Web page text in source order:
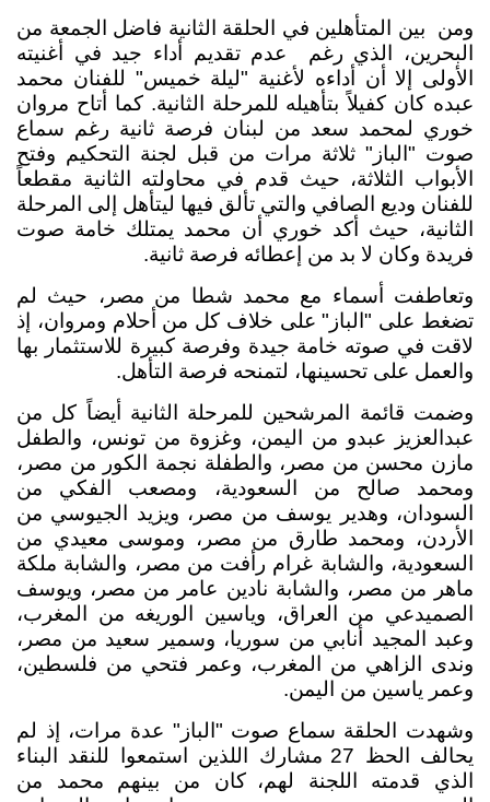
ومن
بين المتأهلين في الحلقة الثانية فاضل الجمعة من
البحرين، الذي رغم
عدم تقديم أداء جيد في أغنيته
الأولى إلا أن أداءه لأغنية "ليلة خميس" للفنان محمد
عبده كان كفيلاً بتأهيله للمرحلة الثانية. كما أتاح مروان
خوري لمحمد سعد من لبنان فرصة ثانية رغم سماع
صوت "الباز" ثلاثة مرات من قبل لجنة التحكيم وفتح
الأبواب الثلاثة، حيث قدم في محاولته الثانية مقطعاً
للفنان وديع الصافي والتي تألق فيها ليتأهل إلى المرحلة
الثانية، حيث أكد خوري أن محمد يمتلك خامة صوت
فريدة وكان لا بد من إعطائه فرصة ثانية.
وتعاطفت أسماء مع محمد شطا من مصر، حيث لم
تضغط على "الباز" على خلاف كل من أحلام ومروان، إذ
لاقت في صوته خامة جيدة وفرصة كبيرة للاستثمار بها
والعمل على تحسينها، لتمنحه فرصة التأهل.
وضمت قائمة المرشحين للمرحلة الثانية أيضاً كل من
عبدالعزيز عبدو من اليمن، وغزوة من تونس، والطفل
مازن محسن من مصر، والطفلة نجمة الكور من مصر،
ومحمد صالح من السعودية، ومصعب الفكي من
السودان، وهدير يوسف من مصر، ويزيد الجيوسي من
الأردن، ومحمد طارق من مصر، وموسى معيدي من
السعودية، والشابة غرام رأفت من مصر، والشابة ملكة
ماهر من مصر، والشابة نادين عامر من مصر، ويوسف
الصميدعي من العراق، وياسين الوريغه من المغرب،
وعبد المجيد أنابي من سوريا، وسمير سعيد من مصر،
وندى الزاهي من المغرب، وعمر فتحي من فلسطين،
وعمر ياسين من اليمن.
وشهدت الحلقة سماع صوت "الباز" عدة مرات، إذ لم
يحالف الحظ 27 مشارك اللذين استمعوا للنقد البناء
الذي قدمته اللجنة لهم، كان من بينهم محمد من